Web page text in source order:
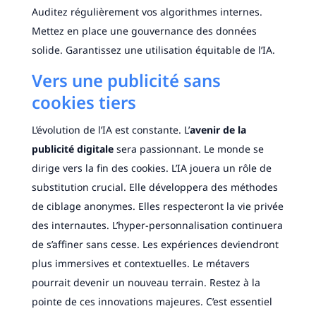
Auditez régulièrement vos algorithmes internes.
Mettez en place une gouvernance des données
solide. Garantissez une utilisation équitable de l’IA.
Vers une publicité sans
cookies tiers
L’évolution de l’IA est constante. L’avenir de la
publicité digitalesera passionnant. Le monde se
dirige vers la fin des cookies. L’IA jouera un rôle de
substitution crucial. Elle développera des méthodes
de ciblage anonymes. Elles respecteront la vie privée
des internautes. L’hyper-personnalisation continuera
de s’affiner sans cesse. Les expériences deviendront
plus immersives et contextuelles. Le métavers
pourrait devenir un nouveau terrain. Restez à la
pointe de ces innovations majeures. C’est essentiel